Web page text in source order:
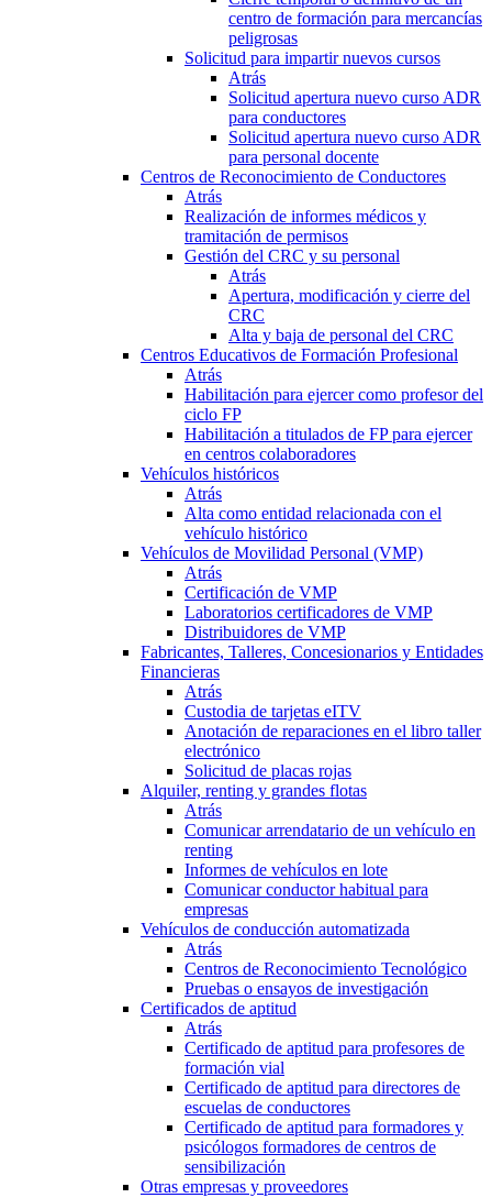
centro de formación para mercancías
peligrosas
Solicitud para impartir nuevos cursos
Atrás
Solicitud apertura nuevo curso ADR
para conductores
Solicitud apertura nuevo curso ADR
para personal docente
Centros de Reconocimiento de Conductores
Atrás
Realización de informes médicos y
tramitación de permisos
Gestión del CRC y su personal
Atrás
Apertura, modificación y cierre del
CRC
Alta y baja de personal del CRC
Centros Educativos de Formación Profesional
Atrás
Habilitación para ejercer como profesor del
ciclo FP
Habilitación a titulados de FP para ejercer
en centros colaboradores
Vehículos históricos
Atrás
Alta como entidad relacionada con el
vehículo histórico
Vehículos de Movilidad Personal (VMP)
Atrás
Certificación de VMP
Laboratorios certificadores de VMP
Distribuidores de VMP
Fabricantes, Talleres, Concesionarios y Entidades
Financieras
Atrás
Custodia de tarjetas eITV
Anotación de reparaciones en el libro taller
electrónico
Solicitud de placas rojas
Alquiler, renting y grandes flotas
Atrás
Comunicar arrendatario de un vehículo en
renting
Informes de vehículos en lote
Comunicar conductor habitual para
empresas
Vehículos de conducción automatizada
Atrás
Centros de Reconocimiento Tecnológico
Pruebas o ensayos de investigación
Certificados de aptitud
Atrás
Certificado de aptitud para profesores de
formación vial
Certificado de aptitud para directores de
escuelas de conductores
Certificado de aptitud para formadores y
psicólogos formadores de centros de
sensibilización
Otras empresas y proveedores